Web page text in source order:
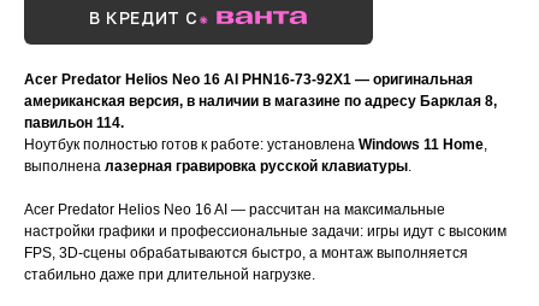
В КРЕДИТ С
Acer Predator Helios Neo 16 AI PHN16-73-92X1 — оригинальная
американская версия, в наличии в магазине по адресу Барклая 8,
павильон 114.
Ноутбук полностью готов к работе: установлена Windows 11 Home,
выполнена лазерная гравировка русской клавиатуры.
Acer Predator Helios Neo 16 AI — рассчитан на максимальные
настройки графики и профессиональные задачи: игры идут с высоким
FPS, 3D-сцены обрабатываются быстро, а монтаж выполняется
стабильно даже при длительной нагрузке.